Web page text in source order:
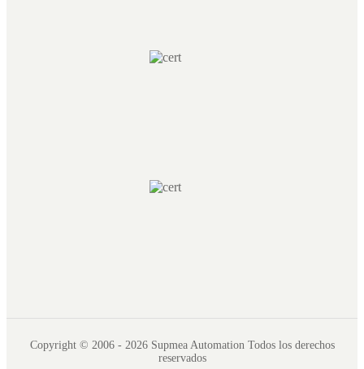
Copyright © 2006 - 2026 Supmea Automation Todos los derechos
reservados